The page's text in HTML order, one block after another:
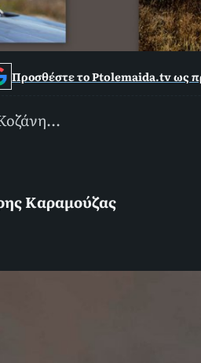
Προσθέστε το Ptolemaida.tv ως
Καραμούζας